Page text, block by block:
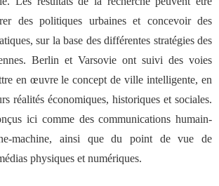
des politiques urbaines et concevoir des
sur la base des différentes stratégies des
Berlin et Varsovie ont suivi des voies
en œuvre le concept de ville intelligente, en
réalités économiques, historiques et sociales.
ici comme des communications humain-
machine, ainsi que du point de vue de
physiques et numériques.